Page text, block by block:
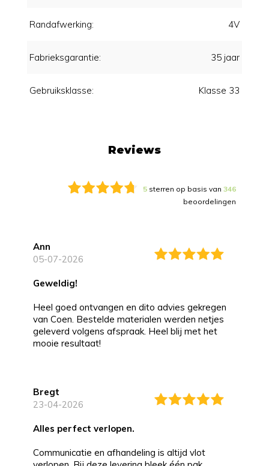
Randafwerking: 4V
Fabrieksgarantie: 35 jaar
Gebruiksklasse: Klasse 33
Reviews
5 sterren op basis van 346
beoordelingen
Ann
05-07-2026
Geweldig!
Heel goed ontvangen en dito advies gekregen
van Coen. Bestelde materialen werden netjes
geleverd volgens afspraak. Heel blij met het
mooie resultaat!
Bregt
23-04-2026
alles perfect verlopen.
Communicatie en afhandeling is altijd vlot